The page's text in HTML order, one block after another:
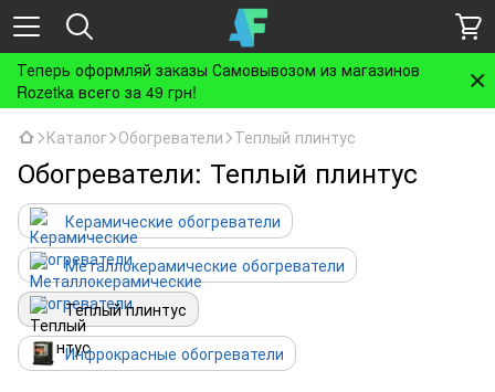
Теперь оформляй заказы Самовывозом из магазинов
Rozetka всего за 49 грн!
Каталог Обогреватели Теплый плинтус
Обогреватели: Теплый плинтус
Керамические обогреватели
Металлокерамические обогреватели
Теплый плинтус
Инфрокрасные обогреватели